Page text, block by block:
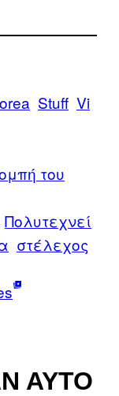
Stuff Vi
του
Πολυτεχνεί
στέλεχος
ΑΥΤΌ